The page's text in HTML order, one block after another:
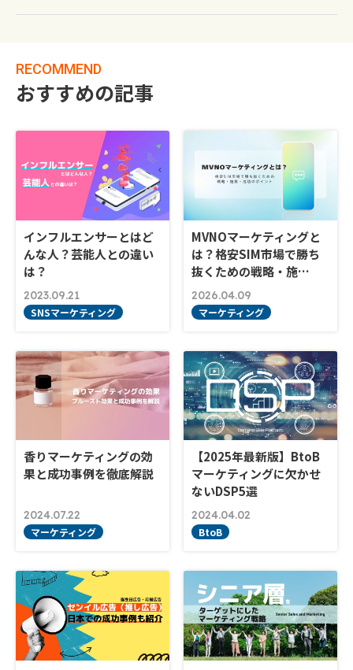
RECOMMEND
おすすめの記事
インフルエンサーとはど
んな人？芸能人との違い
は？
2023.09.21
SNSマーケティング
MVNOマーケティングと
は？格安SIM市場で勝ち
抜くための戦略・施…
2026.04.09
マーケティング
香りマーケティングの効
果と成功事例を徹底解説
2024.07.22
マーケティング
【2025年最新版】BtoB
マーケティングに欠かせ
ないDSP5選
2024.04.02
BtoB